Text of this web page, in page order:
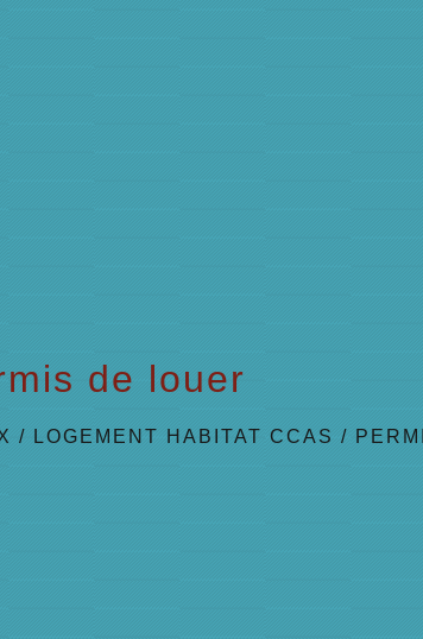
de louer
/ LOGEMENT HABITAT CCAS /